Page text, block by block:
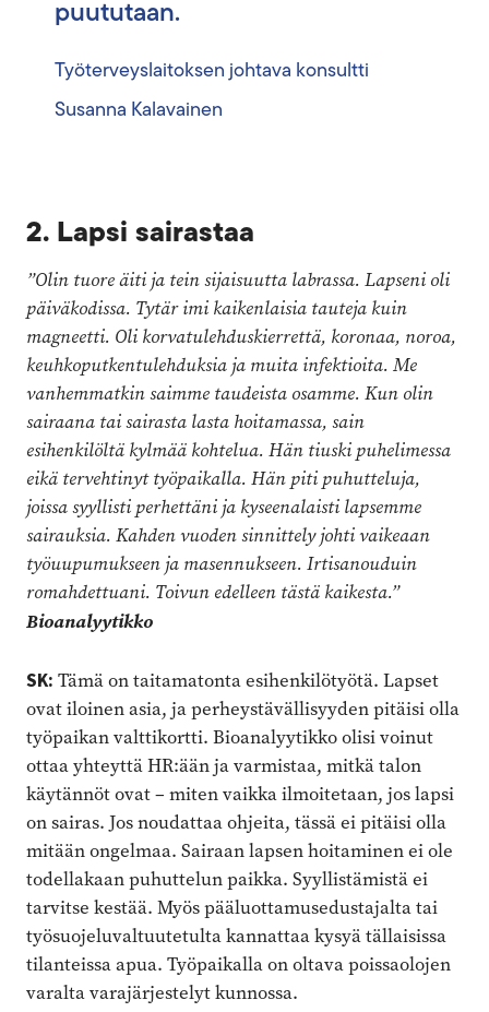
puututaan.
Työterveyslaitoksen johtava konsultti
Susanna Kalavainen
2. Lapsi sairastaa
”Olin tuore äiti ja tein sijaisuutta labrassa. Lapseni oli
päiväkodissa. Tytär imi kaikenlaisia tauteja kuin
magneetti. Oli korvatulehduskierrettä, koronaa, noroa,
keuhkoputkentulehduksia ja muita infektioita. Me
vanhemmatkin saimme taudeista osamme. Kun olin
sairaana tai sairasta lasta hoitamassa, sain
esihenkilöltä kylmää kohtelua. Hän tiuski puhelimessa
eikä tervehtinyt työpaikalla. Hän piti puhutteluja,
joissa syyllisti perhettäni ja kyseenalaisti lapsemme
sairauksia. Kahden vuoden sinnittely johti vaikeaan
työuupumukseen ja masennukseen. Irtisanouduin
romahdettuani. Toivun edelleen tästä kaikesta.”
Bioanalyytikko
SK: Tämä on taitamatonta esihenkilötyötä. Lapset
ovat iloinen asia, ja perheystävällisyyden pitäisi olla
työpaikan valttikortti. Bioanalyytikko olisi voinut
ottaa yhteyttä HR:ään ja var­mistaa, mitkä talon
käytännöt ovat – miten vaikka ilmoitetaan, jos lapsi
on sairas. Jos noudattaa ohjeita, tässä ei pitäisi olla
mitään ongelmaa. Sairaan lapsen hoitaminen ei ole
todellakaan puhuttelun paikka. Syyllistämistä ei
tarvitse kestää. Myös pääluottamusedustajalta tai
työsuojelu­valtuutetulta kannattaa kysyä tällaisissa
tilanteissa apua. Työpaikalla on oltava poissa­olojen
varalta varajärjestelyt kunnossa.